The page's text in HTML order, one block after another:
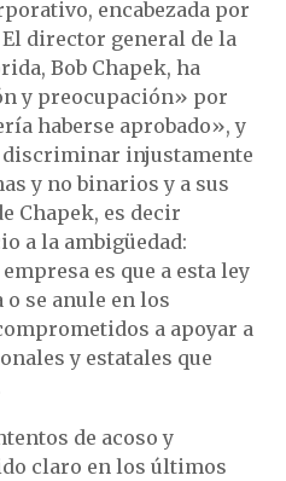
encabezada por
El director general de la
Bob Chapek, ha
y preocupación» por
haberse aprobado», y
discriminar injustamente
y no binarios y a sus
Chapek, es decir
a la ambigüedad:
es que a esta ley
se anule en los
a apoyar a
y estatales que
de acoso y
claro en los últimos